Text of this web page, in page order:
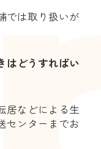
では取り扱いが
どうすればい
居などによる生
センターまでお